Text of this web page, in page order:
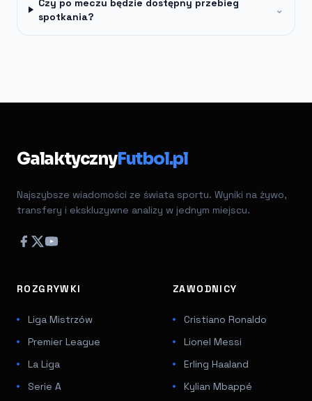
Czy po meczu będzie dostępny przebieg
spotkania?
⌄
GalaktycznyFutbol.pl
Najszybsze wiadomości ze świata sportu. Wyniki na żywo,
transfery i ekskluzywne analizy w jednym miejscu.
ROZGRYWKI
Liga Mistrzów
Premier League
La Liga
Serie A
ZAWODNICY
Cristiano Ronaldo
Lionel Messi
Erling Haaland
Kylian Mbappé